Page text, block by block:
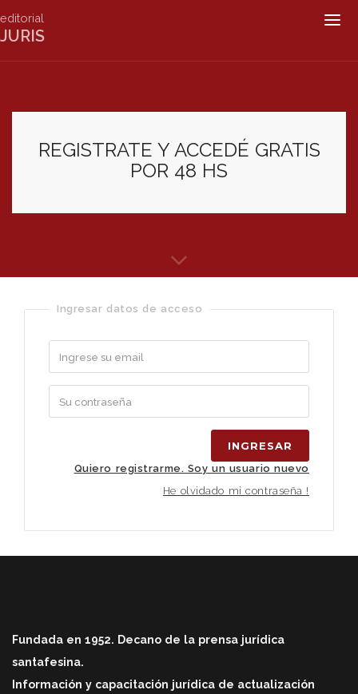
editorial
JURIS
REGISTRATE Y ACCEDÉ GRATIS
POR 48 HS
Ingresar datos de acceso
INGRESAR
Quiero registrarme. Soy un usuario nuevo
He olvidado mi contraseña !
Fundada en 1952. Decano de la prensa jurídica
santafesina.
Información y capacitación jurídica de actualización